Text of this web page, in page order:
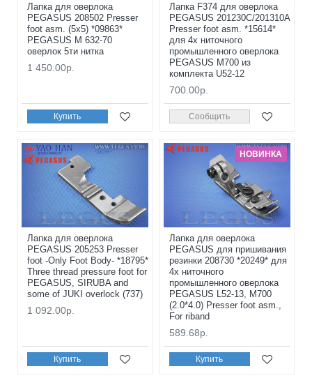
Лапка для оверлока
PEGASUS 208502 Presser
foot asm. (5x5) *09863*
PEGASUS M 632-70
оверлок 5ти нитка
1 450.00р.
Купить
Лапка F374 для оверлока
PEGASUS 201230С/201310A
Presser foot asm. *15614*
для 4х ниточного
промышленного оверлока
PEGASUS M700 из
комплекта U52-12
700.00р.
Сообщить
Лапка для оверлока
PEGASUS 205253 Presser
foot -Only Foot Body- *18795*
Three thread pressure foot for
PEGASUS, SIRUBA and
some of JUKI overlock (737)
1 092.00р.
Купить
НОВИНКА
Лапка для оверлока
PEGASUS для пришивания
резинки 208730 *20249* для
4х ниточного
промышленного оверлока
PEGASUS L52-13, M700
(2.0*4.0) Presser foot asm.,
For riband
589.68р.
Купить